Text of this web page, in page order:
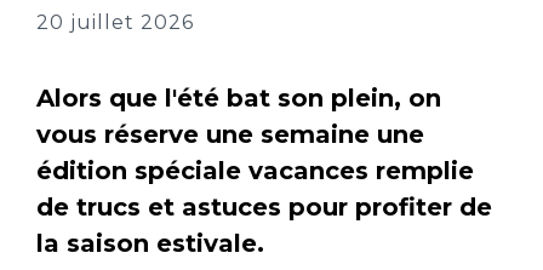
20 juillet 2026
Alors que l'été bat son plein, on
vous réserve une semaine une
édition spéciale vacances remplie
de trucs et astuces pour profiter de
la saison estivale.